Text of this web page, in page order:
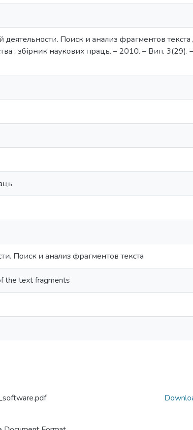
Поиск и анализ фрагментов текста
: збірник наукових праць. – 2010. – Вип. 3(29).
Поиск и анализ фрагментов текста
the text fragments